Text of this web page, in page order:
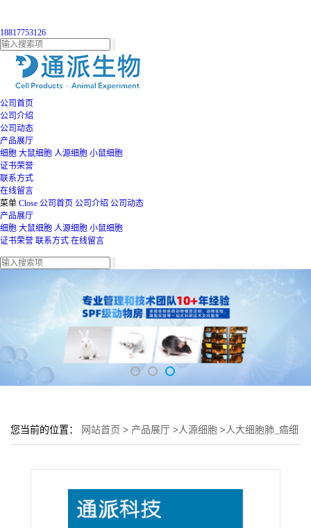
18817753126
公司首页
公司介绍
公司动态
产品展厅
细胞 大鼠细胞 人源细胞 小鼠细胞
证书荣誉
联系方式
在线留言
菜单 Close 公司首页 公司介绍 公司动态
产品展厅
细胞 大鼠细胞 人源细胞 小鼠细胞
证书荣誉 联系方式 在线留言
您当前的位置： 网站首页 > 产品展厅 >人源细胞 >人大细胞肺_癌细